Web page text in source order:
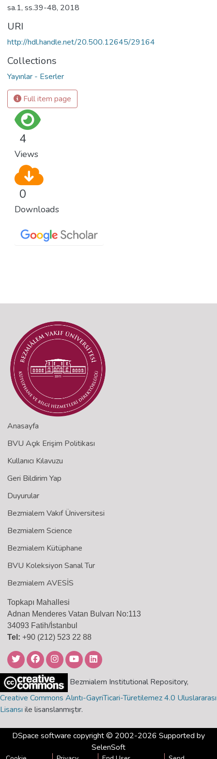
sa.1, ss.39-48, 2018
URI
http://hdl.handle.net/20.500.12645/29164
Collections
Yayınlar - Eserler
Full item page
4
Views
0
Downloads
Anasayfa
BVU Açık Erişim Politikası
Kullanıcı Kılavuzu
Geri Bildirim Yap
Duyurular
Bezmialem Vakıf Üniversitesi
Bezmialem Science
Bezmialem Kütüphane
BVU Koleksiyon Sanal Tur
Bezmialem AVESİS
Topkapı Mahallesi
Adnan Menderes Vatan Bulvarı No:113
34093 Fatih/İstanbul
Tel: +90 (212) 523 22 88
Bezmialem Institutional Repository,
Creative Commons Alıntı-GayriTicari-Türetilemez 4.0 Uluslararası
Lisansı ile lisanslanmıştır.
DSpace software copyright © 2002-2026 Supported by
SelenSoft